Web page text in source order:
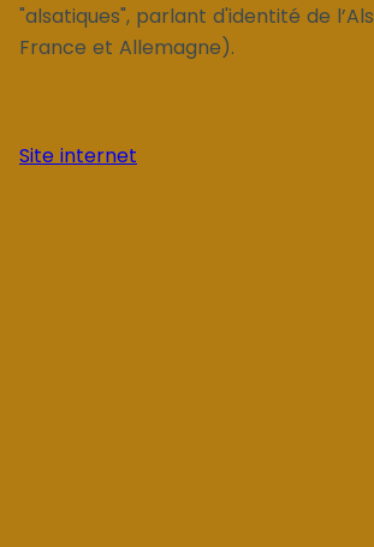
"alsatiques", parlant d'identité de
France et Allemagne).
Site internet